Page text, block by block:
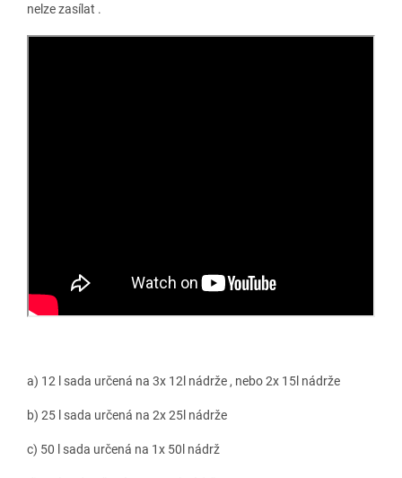
nelze zasílat .
a) 12 l sada určená na 3x 12l nádrže , nebo 2x 15l nádrže
b) 25 l sada určená na 2x 25l nádrže
c) 50 l sada určená na 1x 50l nádrž